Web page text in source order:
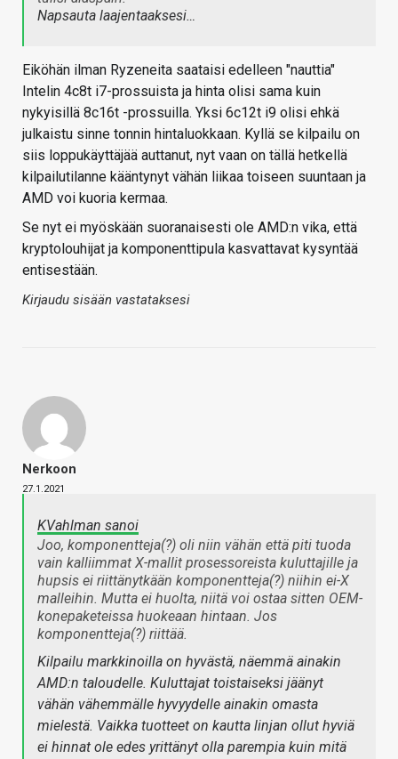
Napsauta laajentaaksesi…
Eiköhän ilman Ryzeneita saataisi edelleen "nauttia"
Intelin 4c8t i7-prossuista ja hinta olisi sama kuin
nykyisillä 8c16t -prossuilla. Yksi 6c12t i9 olisi ehkä
julkaistu sinne tonnin hintaluokkaan. Kyllä se kilpailu on
siis loppukäyttäjää auttanut, nyt vaan on tällä hetkellä
kilpailutilanne kääntynyt vähän liikaa toiseen suuntaan ja
AMD voi kuoria kermaa.
Se nyt ei myöskään suoranaisesti ole AMD:n vika, että
kryptolouhijat ja komponenttipula kasvattavat kysyntää
entisestään.
Kirjaudu sisään vastataksesi
Nerkoon
27.1.2021
KVahlman sanoi
Joo, komponentteja(?) oli niin vähän että piti tuoda
vain kalliimmat X-mallit prosessoreista kuluttajille ja
hupsis ei riittänytkään komponentteja(?) niihin ei-X
malleihin. Mutta ei huolta, niitä voi ostaa sitten OEM-
konepaketeissa huokeaan hintaan. Jos
komponentteja(?) riittää.
Kilpailu markkinoilla on hyvästä, näemmä ainakin
AMD:n taloudelle. Kuluttajat toistaiseksi jäänyt
vähän vähemmälle hyvyydelle ainakin omasta
mielestä. Vaikka tuotteet on kautta linjan ollut hyviä
ei hinnat ole edes yrittänyt olla parempia kuin mitä